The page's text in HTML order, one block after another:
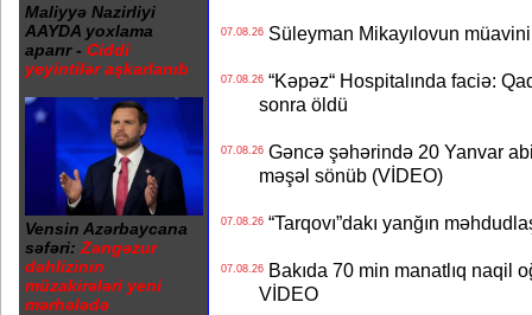
Maliyyə Nazirliyi
AAYDA yoxlama
aparır - Ciddi
yeyintilər aşkarlanıb
Vensin Azərbaycana
səfəri: Zəngəzur
dəhlizinin
müzakirələri yeni
mərhələdə
07.08.26Süleyman Mikayılovun
07.08.26“Kəpəz“ Hospitalında faciə:
sonra öldü
07.08.26Gəncə şəhərində 20 Yanvar
məşəl sönüb (VİDEO)
07.08.26“Tarqovı”dakı yanğın
07.08.26Bakıda 70 min manatlıq naqil
VİDEO